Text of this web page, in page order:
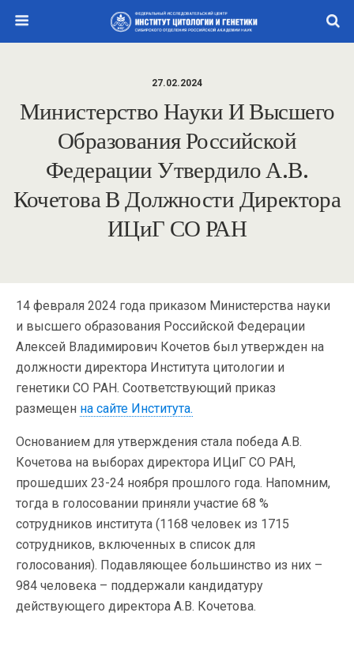
27.02.2024
Министерство Науки И Высшего
Образования Российской
Федерации Утвердило А.В.
Кочетова В Должности Директора
ИЦиГ СО РАН
14 февраля 2024 года приказом Министерства науки
и высшего образования Российской Федерации
Алексей Владимирович Кочетов был утвержден на
должности директора Института цитологии и
генетики СО РАН. Соответствующий приказ
размещен на сайте Института.
Основанием для утверждения стала победа А.В.
Кочетова на выборах директора ИЦиГ СО РАН,
прошедших 23-24 ноября прошлого года. Напомним,
тогда в голосовании приняли участие 68 %
сотрудников института (1168 человек из 1715
сотрудников, включенных в список для
голосования). Подавляющее большинство из них –
984 человека – поддержали кандидатуру
действующего директора А.В. Кочетова.